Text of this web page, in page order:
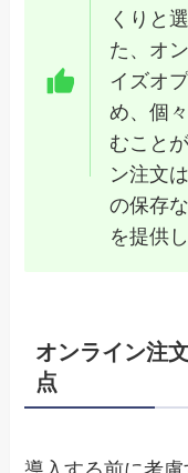
くりと
た、オ
イズオ
め、個
むこと
ン注文
の保存
を提供
オンライン注
点